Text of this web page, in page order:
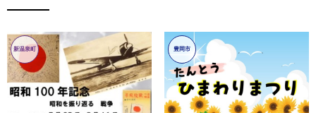
新温泉町 豊岡市